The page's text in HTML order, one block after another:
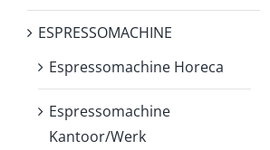
ESPRESSOMACHINE
Espressomachine Horeca
Espressomachine
Kantoor/Werk